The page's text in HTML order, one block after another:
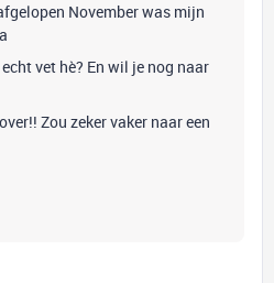
November was mijn
vet hè? En wil je nog naar
Zou zeker vaker naar een